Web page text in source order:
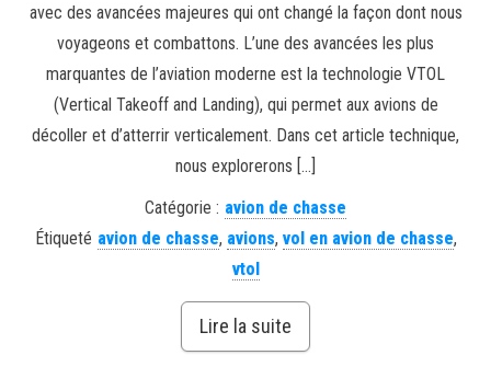
avec des avancées majeures qui ont changé la façon dont nous
voyageons et combattons. L’une des avancées les plus
marquantes de l’aviation moderne est la technologie VTOL
(Vertical Takeoff and Landing), qui permet aux avions de
décoller et d’atterrir verticalement. Dans cet article technique,
nous explorerons […]
Catégorie : avion de chasse
Étiqueté avion de chasse, avions, vol en avion de chasse,
vtol
Lire la suite